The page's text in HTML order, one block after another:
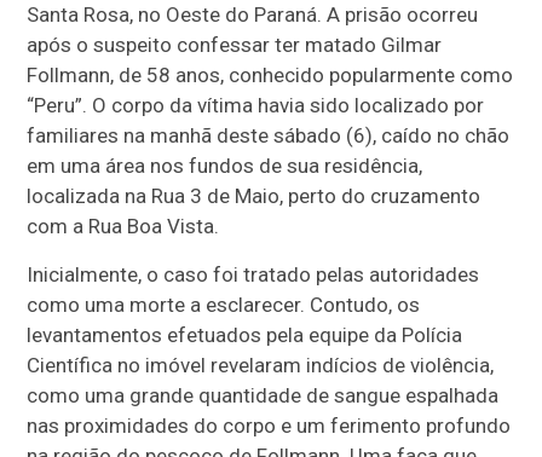
Santa Rosa, no Oeste do Paraná. A prisão ocorreu
após o suspeito confessar ter matado Gilmar
Follmann, de 58 anos, conhecido popularmente como
“Peru”. O corpo da vítima havia sido localizado por
familiares na manhã deste sábado (6), caído no chão
em uma área nos fundos de sua residência,
localizada na Rua 3 de Maio, perto do cruzamento
com a Rua Boa Vista.
Inicialmente, o caso foi tratado pelas autoridades
como uma morte a esclarecer. Contudo, os
levantamentos efetuados pela equipe da Polícia
Científica no imóvel revelaram indícios de violência,
como uma grande quantidade de sangue espalhada
nas proximidades do corpo e um ferimento profundo